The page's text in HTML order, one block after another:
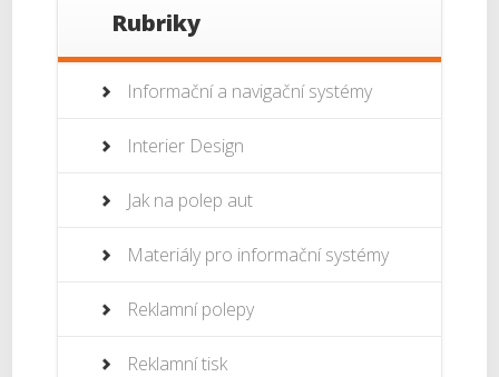
Rubriky
Informační a navigační systémy
Interier Design
Jak na polep aut
Materiály pro informační systémy
Reklamní polepy
Reklamní tisk